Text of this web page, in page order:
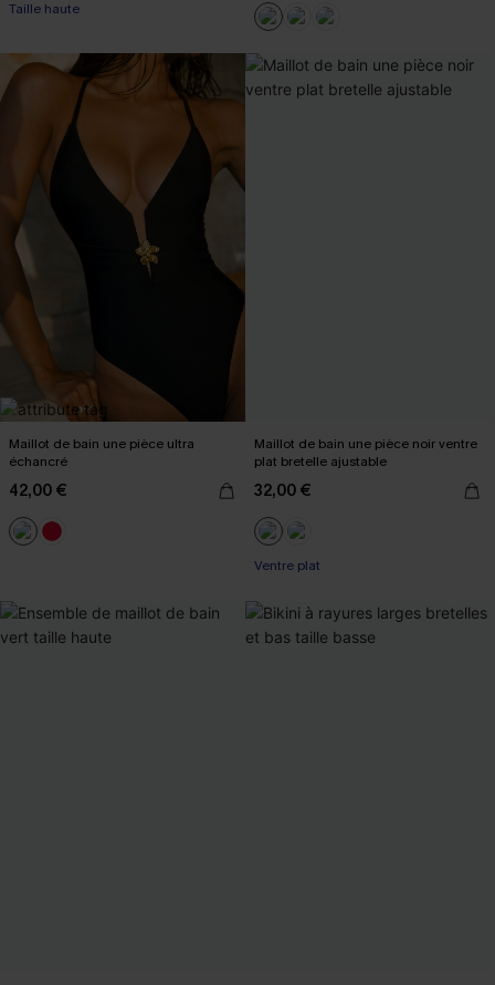
Taille haute
Maillot de bain une pièce ultra
échancré
42,00 €
Maillot de bain une pièce noir ventre
plat bretelle ajustable
32,00 €
Ventre plat